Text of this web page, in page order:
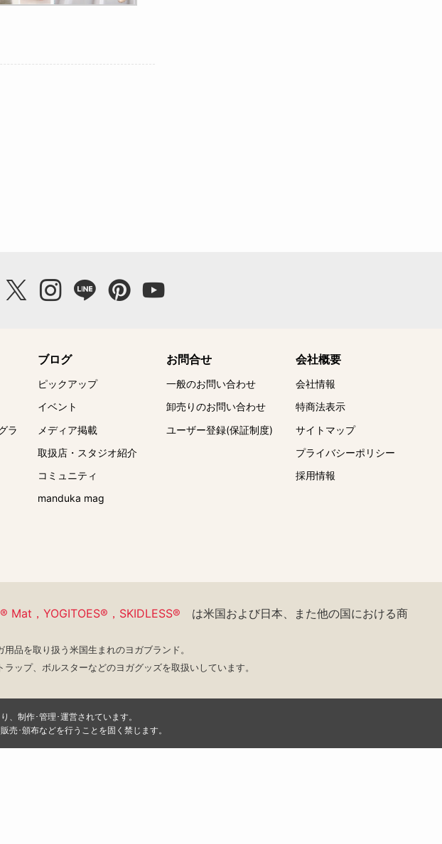
ラ
ブログ
ピックアップ
イベント
メディア掲載
取扱店・スタジオ紹介
コミュニティ
manduka mag
お問合せ
一般のお問い合わせ
卸売りのお問い合わせ
ユーザー登録(保証制度)
会社概要
会社情報
特商法表示
サイトマップ
プライバシーポリシー
採用情報
Mat， YOGITOES®，SKIDLESS® は米国および日本、また他の国における商
用品を取り扱う米国生まれのヨガブランド。
ップ、 ボルスターなどのヨガグッズを取扱いしています。
、制作･管理･運営されています。
売･頒布などを行うことを固く禁じます。